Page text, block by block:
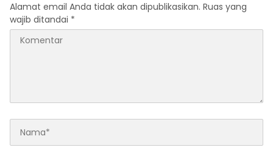
Alamat email Anda tidak akan dipublikasikan. Ruas yang
wajib ditandai *